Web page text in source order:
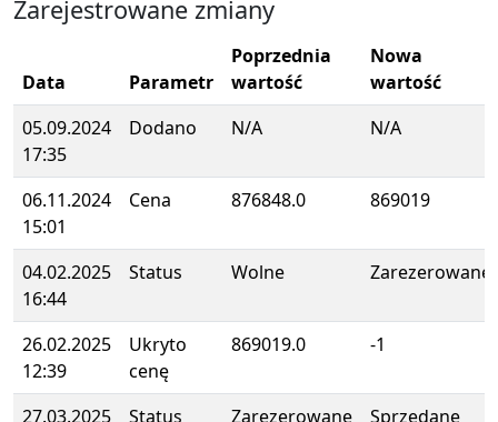
Zarejestrowane zmiany
Data Parametr
Poprzednia
wartość
Nowa
wartość
05.09.2024
17:35
Dodano N/A N/A
06.11.2024
15:01
Cena 876848.0 869019
04.02.2025
16:44
Status Wolne Zarezerowane
26.02.2025
12:39
Ukryto
cenę
869019.0 -1
27.03.2025 Status Zarezerowane Sprzedane